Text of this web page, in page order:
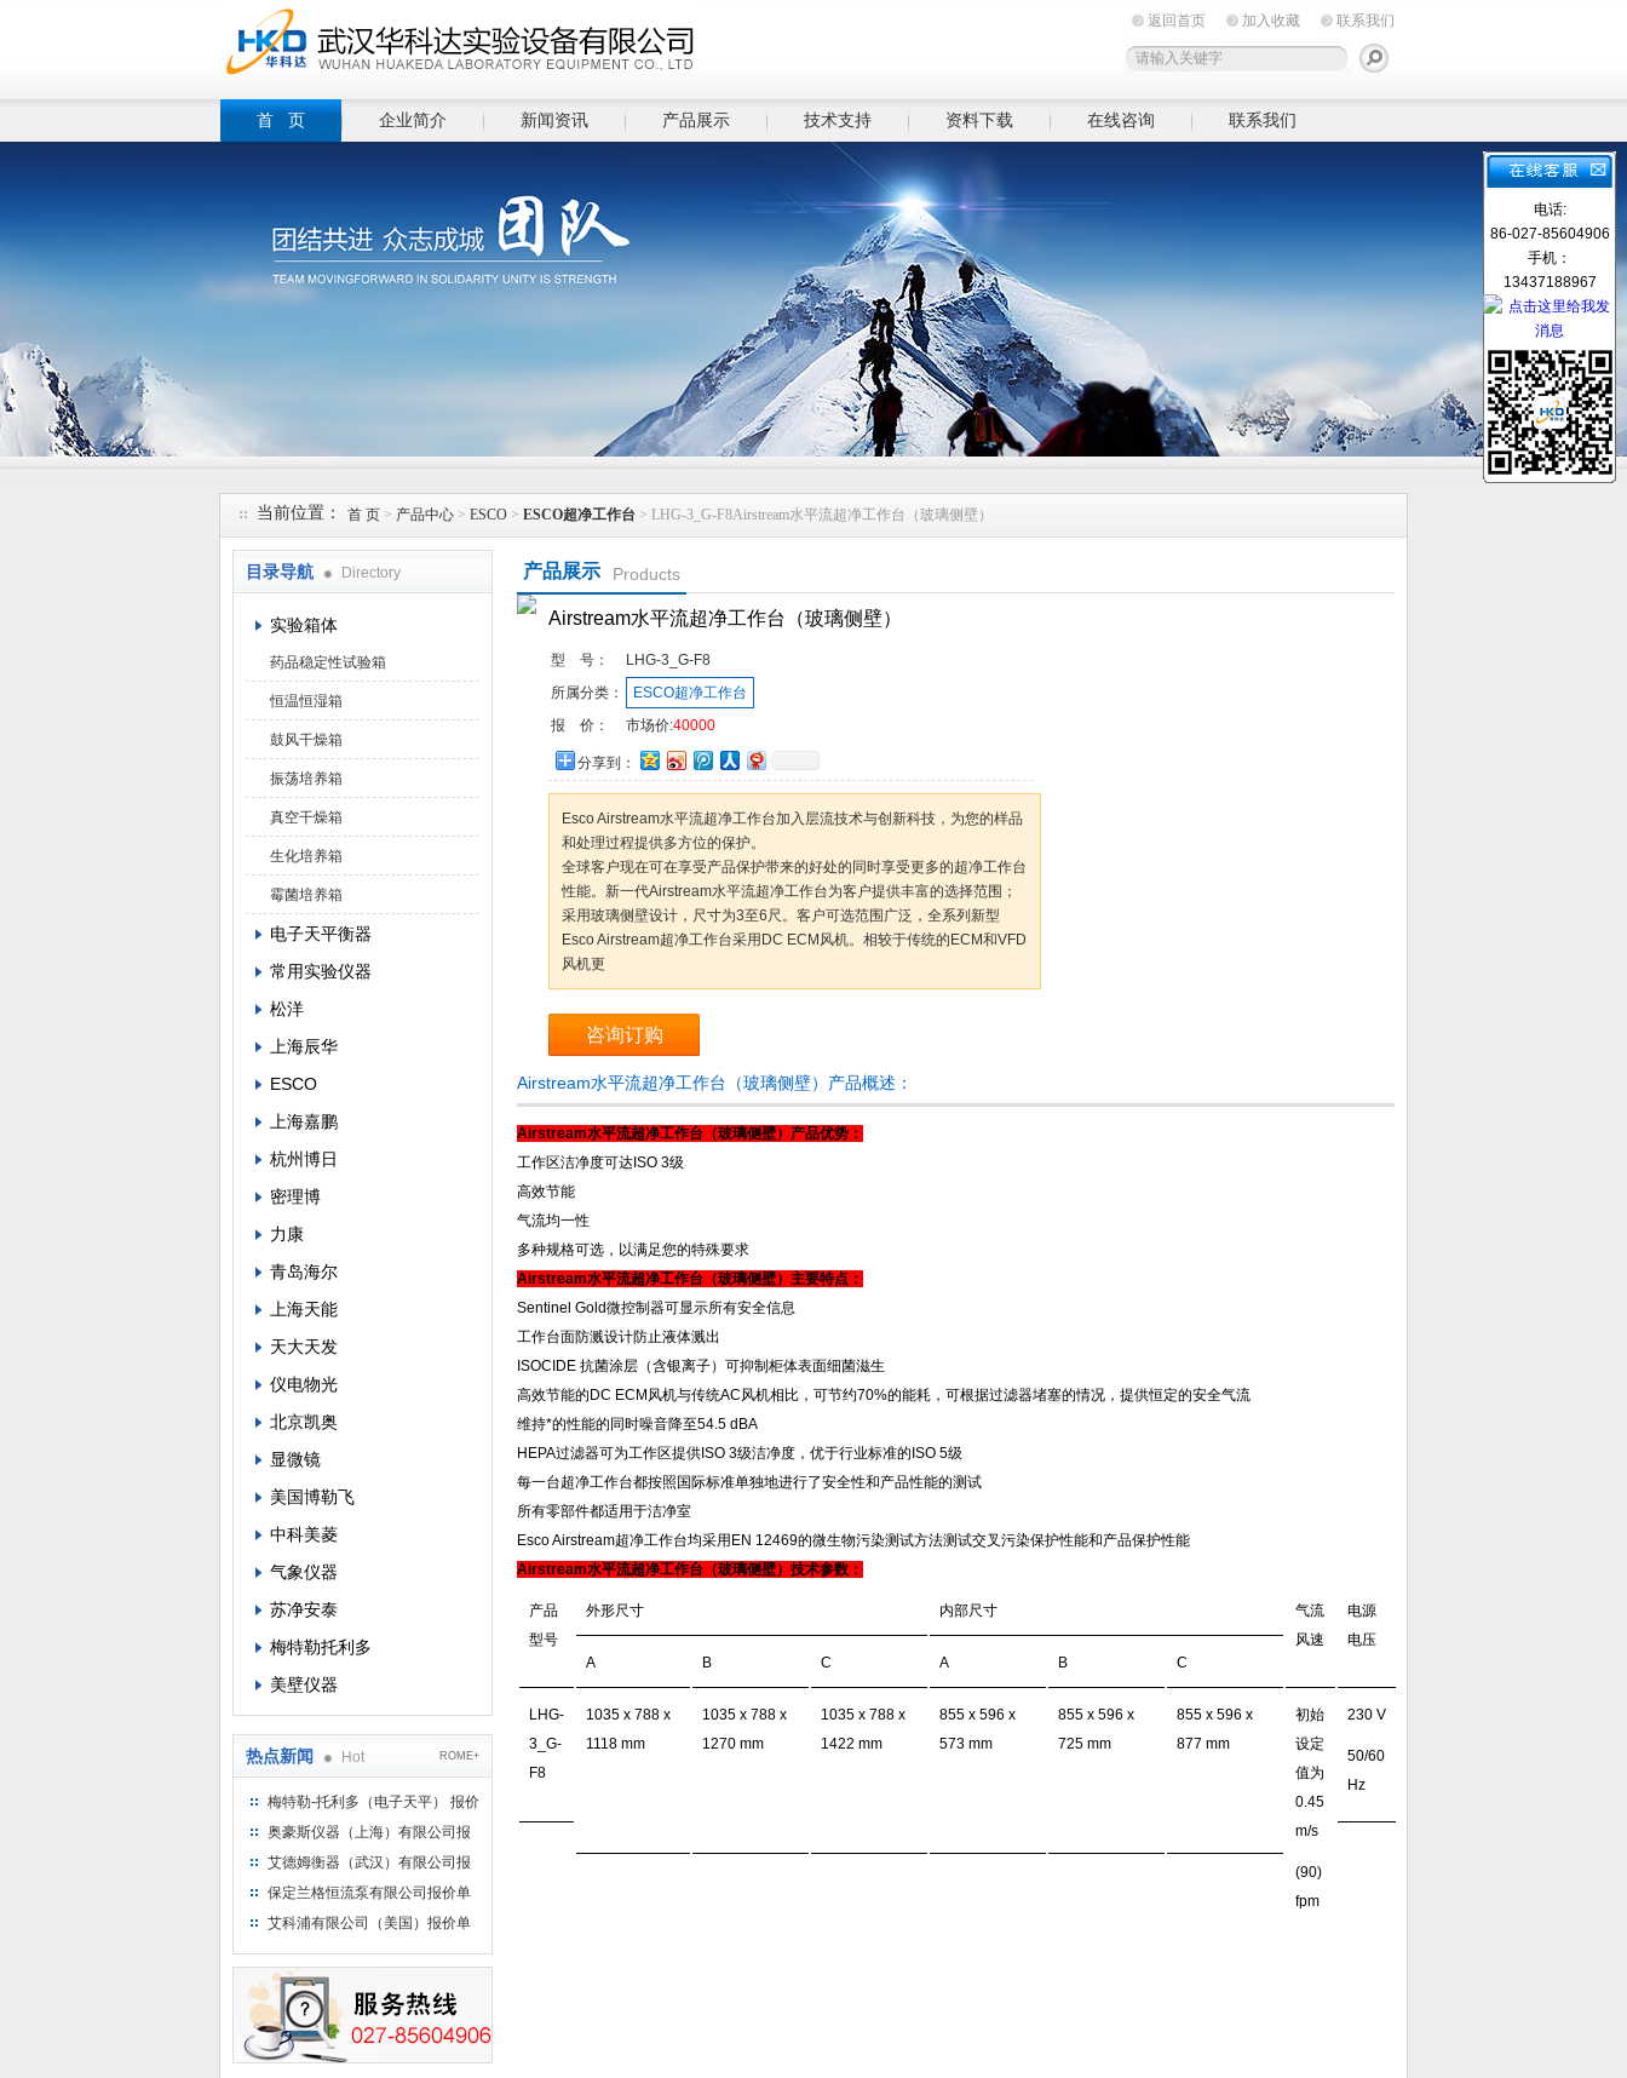
返回首页 加入收藏 联系我们
首 页 企业简介 新闻资讯 产品展示 技术支持 资料下载 在线咨询 联系我们
当前位置： 首 页 > 产品中心 > ESCO > ESCO超净工作台 > LHG-3_G-F8Airstream水平流超净工作台（玻璃侧壁）
目录导航 Directory
实验箱体
药品稳定性试验箱
恒温恒湿箱
鼓风干燥箱
振荡培养箱
真空干燥箱
生化培养箱
霉菌培养箱
电子天平衡器
常用实验仪器
松洋
上海辰华
ESCO
上海嘉鹏
杭州博日
密理博
力康
青岛海尔
上海天能
天大天发
仪电物光
北京凯奥
显微镜
美国博勒飞
中科美菱
气象仪器
苏净安泰
梅特勒托利多
美壁仪器
热点新闻 Hot ROME+
梅特勒-托利多（电子天平） 报价
单
奥豪斯仪器（上海）有限公司报
价单
艾德姆衡器（武汉）有限公司报
价单
保定兰格恒流泵有限公司报价单
艾科浦有限公司（美国）报价单
产品展示 Products
Airstream水平流超净工作台（玻璃侧壁）
型 号：
LHG-3_G-F8
所属分类：
ESCO超净工作台
报 价：
市场价:40000
分享到：
Esco Airstream水平流超净工作台加入层流技术与创新科技，为您的样品
和处理过程提供多方位的保护。
全球客户现在可在享受产品保护带来的好处的同时享受更多的超净工作台
性能。新一代Airstream水平流超净工作台为客户提供丰富的选择范围；
采用玻璃侧壁设计，尺寸为3至6尺。客户可选范围广泛，全系列新型
Esco Airstream超净工作台采用DC ECM风机。相较于传统的ECM和VFD
风机更
咨询订购
Airstream水平流超净工作台（玻璃侧壁）产品概述：
Airstream水平流超净工作台（玻璃侧壁） 产品优势：
工作区洁净度可达ISO 3级
高效节能
气流均一性
多种规格可选，以满足您的特殊要求
Airstream水平流超净工作台（玻璃侧壁） 主要特点：
Sentinel Gold微控制器可显示所有安全信息
工作台面防溅设计防止液体溅出
ISOCIDE 抗菌涂层（含银离子）可抑制柜体表面细菌滋生
高效节能的DC ECM风机与传统AC风机相比，可节约70%的能耗，可根据过滤器堵塞的情况，提供恒定的安全气流
维持*的性能的同时噪音降至54.5 dBA
HEPA过滤器可为工作区提供ISO 3级洁净度，优于行业标准的ISO 5级
每一台超净工作台都按照国际标准单独地进行了安全性和产品性能的测试
所有零部件都适用于洁净室
Esco Airstream超净工作台均采用EN 12469的微生物污染测试方法测试交叉污染保护性能和产品保护性能
Airstream水平流超净工作台（玻璃侧壁） 技术参数：
产品
型号
外形尺寸 内部尺寸
气流
风速
电源
电压
A
B C A B C
LHG-
3_G-
F8
1035 x 788 x
1118 mm
1035 x 788 x
1270 mm
1035 x 788 x
1422 mm
855 x 596 x
573 mm
855 x 596 x
725 mm
855 x 596 x
877 mm
初始
设定
值为
0.45
m/s
(90)
fpm
230 V
50/60
Hz
电话:
86-027-85604906
手机：
13437188967